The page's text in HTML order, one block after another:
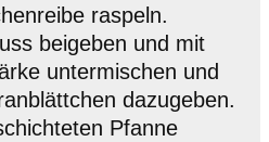
raspeln.
beigeben und mit
untermischen und
dazugeben.
Pfanne